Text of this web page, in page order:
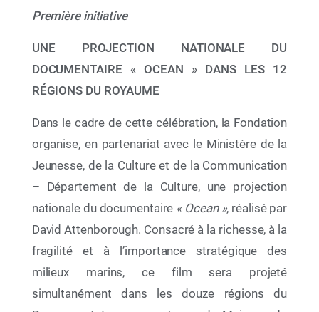
12 Juin 2026
Par le déploiement de deux initiatives éducatives
à portée nationale, La Fondation Mohammed VI
pour la Protection de l’Environnement célèbre la
Semaine de l’Océan 2026
Première initiative
UNE PROJECTION NATIONALE DU
DOCUMENTAIRE « OCEAN » DANS LES 12
RÉGIONS DU ROYAUME
Dans le cadre de cette célébration, la Fondation
organise, en partenariat avec le Ministère de la
Jeunesse, de la Culture et de la Communication
– Département de la Culture, une projection
nationale du documentaire « Ocean », réalisé par
David Attenborough. Consacré à la richesse, à la
fragilité et à l’importance stratégique des
milieux marins, ce film sera projeté
simultanément dans les douze régions du